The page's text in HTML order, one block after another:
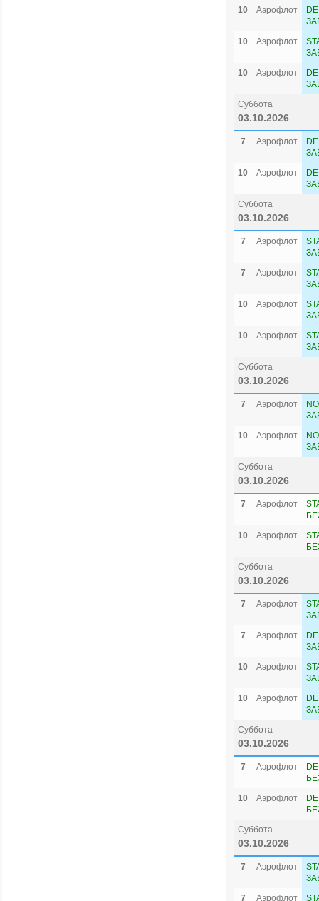
10
Аэрофлот
10
Аэрофлот
10
Аэрофлот
Суббота
03.10.2026
7 Аэрофлот
10
Аэрофлот
Суббота
03.10.2026
7 Аэрофлот
7
Аэрофлот
10
Аэрофлот
10
Аэрофлот
Суббота
03.10.2026
7 Аэрофлот
10
Аэрофлот
Суббота
03.10.2026
7 Аэрофлот
10
Аэрофлот
Суббота
03.10.2026
7 Аэрофлот
7
Аэрофлот
10
Аэрофлот
10
Аэрофлот
Суббота
03.10.2026
7 Аэрофлот
10
Аэрофлот
Суббота
03.10.2026
7 Аэрофлот
7
Аэрофлот